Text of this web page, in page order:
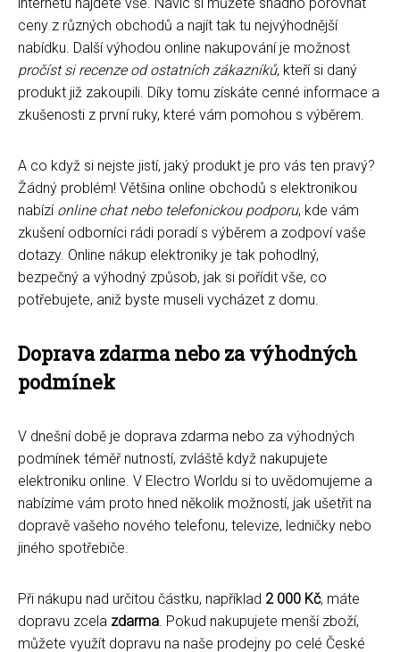
ceny z různých obchodů a najít tak tu nejvýhodnější
nabídku. Další výhodou online nakupování je možnost
pročíst si recenze od ostatních zákazníků, kteří si daný
produkt již zakoupili. Díky tomu získáte cenné informace a
zkušenosti z první ruky, které vám pomohou s výběrem.
A co když si nejste jistí, jaký produkt je pro vás ten pravý?
Žádný problém! Většina online obchodů s elektronikou
nabízí online chat nebo telefonickou podporu, kde vám
zkušení odborníci rádi poradí s výběrem a zodpoví vaše
dotazy. Online nákup elektroniky je tak pohodlný,
bezpečný a výhodný způsob, jak si pořídit vše, co
potřebujete, aniž byste museli vycházet z domu.
Doprava zdarma nebo za výhodných
podmínek
V dnešní době je doprava zdarma nebo za výhodných
podmínek téměř nutností, zvláště když nakupujete
elektroniku online. V Electro Worldu si to uvědomujeme a
nabízíme vám proto hned několik možností, jak ušetřit na
dopravě vašeho nového telefonu, televize, ledničky nebo
jiného spotřebiče.
Při nákupu nad určitou částku, například 2 000 Kč, máte
dopravu zcela zdarma . Pokud nakupujete menší zboží,
můžete využít dopravu na naše prodejny po celé České